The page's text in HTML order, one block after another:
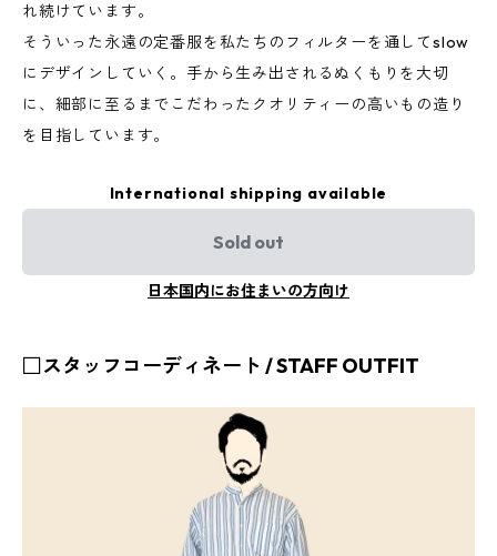
れ続けています。
そういった永遠の定番服を私たちのフィルターを通してslow
にデザインしていく。手から生み出されるぬくもりを大切
に、細部に至るまでこだわったクオリティーの高いもの造り
を目指しています。
International shipping available
Sold out
日本国内にお住まいの方向け
□スタッフコーディネート / STAFF OUTFIT